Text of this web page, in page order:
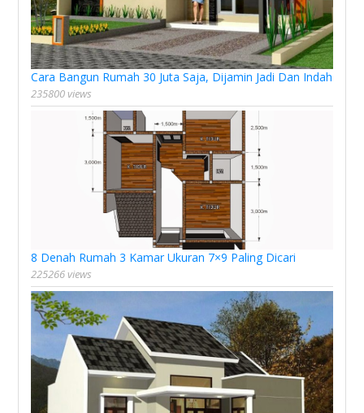
Cara Bangun Rumah 30 Juta Saja, Dijamin Jadi Dan Indah
235800 views
8 Denah Rumah 3 Kamar Ukuran 7×9 Paling Dicari
225266 views